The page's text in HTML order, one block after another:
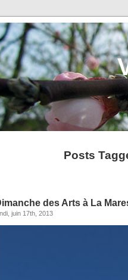
Posts
des Arts à La
juin 17th, 2013